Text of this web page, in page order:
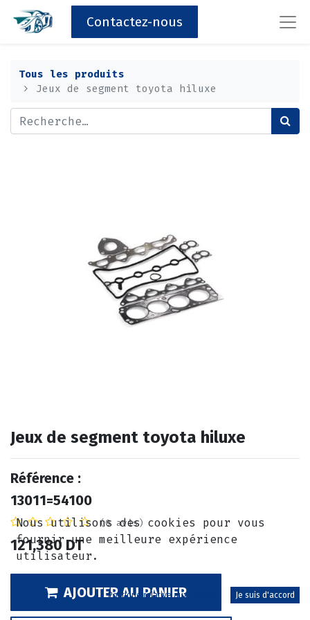
Contactez-nous
Tous les produits
Jeux de segment toyota hiluxe
Jeux de segment toyota hiluxe
Référence :
13011=54100
(0 avis)
121,380 DT
AJOUTER AU PANIER
Nous utilisons des cookies pour vous
fournir une meilleure expérience
utilisateur.
Politique relative aux cookies Je suis d'accord